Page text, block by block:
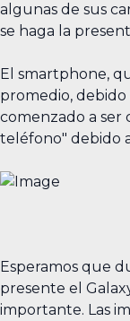
algunas de sus
se haga la
El smartphone,
promedio, debido
comenzado a ser
teléfono" debido
Esperamos que
presente el
importante. Las